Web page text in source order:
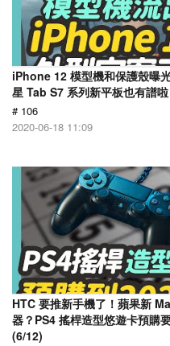
iPhone 12 模型機和保護殼曝
星 Tab S7 系列新平板也有譜
# 106
2020-06-18 11:09
HTC 要推新手機了！蘋果新
器？PS4 搖桿造型悠遊卡預購
(6/12)